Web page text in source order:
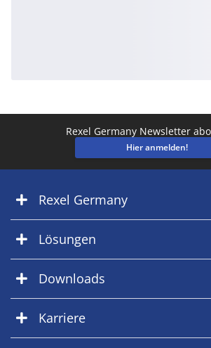
Rexel Germany Newsletter
Hier anmelden!
Rexel Germany
Lösungen
Downloads
Karriere